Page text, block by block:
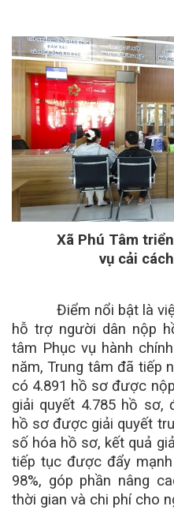
Xã Phú Tâm
vụ cải
Điểm nổi bật là
hỗ trợ người dân nộp
tâm Phục vụ hành
năm, Trung tâm đã tiếp
có 4.891 hồ sơ được
giải quyết 4.785 hồ sơ,
hồ sơ được giải quyết
số hóa hồ sơ, kết quả
tiếp tục được đẩy
98%, góp phần nâng
thời gian và chi phí cho